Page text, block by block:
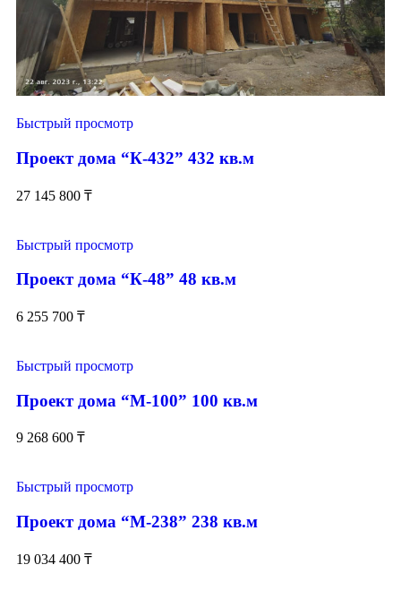
Быстрый просмотр
Проект дома “К-432” 432 кв.м
27 145 800 ₸
Быстрый просмотр
Проект дома “К-48” 48 кв.м
6 255 700 ₸
Быстрый просмотр
Проект дома “М-100” 100 кв.м
9 268 600 ₸
Быстрый просмотр
Проект дома “М-238” 238 кв.м
19 034 400 ₸